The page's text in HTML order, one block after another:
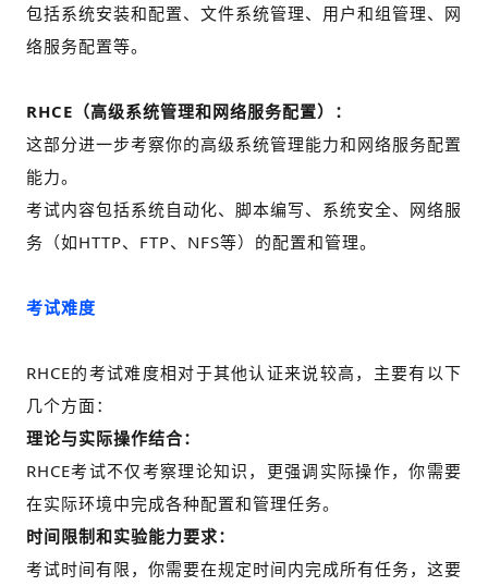
包括系统安装和配置、文件系统管理、用户和组管理、网
络服务配置等。
RHCE（高级系统管理和网络服务配置）：
这部分进一步考察你的高级系统管理能力和网络服务配置
能力。
考试内容包括系统自动化、脚本编写、系统安全、网络服
务（如HTTP、FTP、NFS等）的配置和管理。
考试难度
RHCE的考试难度相对于其他认证来说较高，主要有以下
几个方面：
理论与实际操作结合：
RHCE考试不仅考察理论知识，更强调实际操作，你需要
在实际环境中完成各种配置和管理任务。
时间限制和实验能力要求：
考试时间有限，你需要在规定时间内完成所有任务，这要